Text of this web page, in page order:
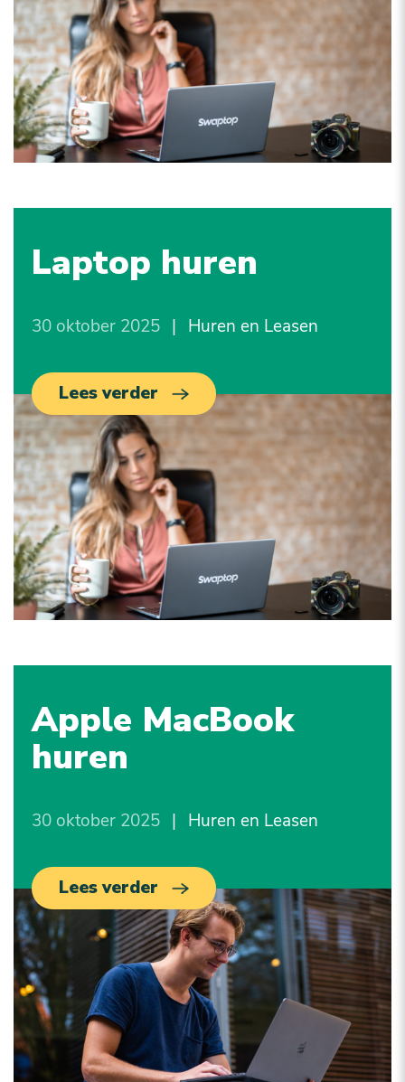
Laptop huren
30 oktober 2025 | Huren en Leasen
Lees verder
Apple MacBook
huren
30 oktober 2025 | Huren en Leasen
Lees verder